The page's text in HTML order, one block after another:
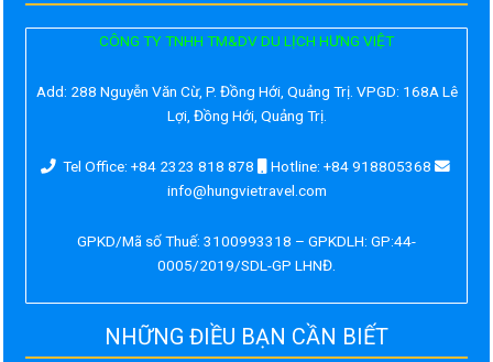
CÔNG TY TNHH TM&DV DU LỊCH HƯNG VIỆT
Add: 288 Nguyễn Văn Cừ, P. Đồng Hới, Quảng Trị. VPGD: 168A Lê
Lợi, Đồng Hới, Quảng Trị.
Tel Office: +84 2323 818 878
Hotline: +84 918805368
info@hungvietravel.com
GPKD/Mã số Thuế: 3100993318 – GPKDLH: GP:44-
0005/2019/SDL-GP LHNĐ.
NHỮNG ĐIỀU BẠN CẦN BIẾT